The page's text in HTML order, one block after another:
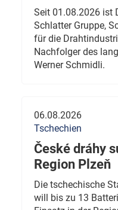
Seit 01.08.2026 ist
Schlatter Gruppe,
für die
Nachfolger des
Werner Schmidli.
06.08.2026
Tschechien
České dráhy
Region Plzeň
Die tschechische
will bis zu 13